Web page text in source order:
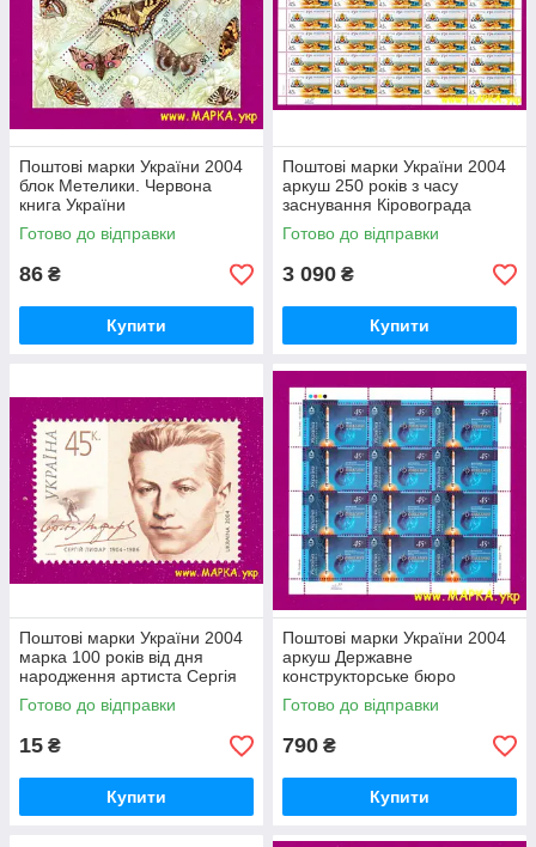
Поштові марки України 2004
блок Метелики. Червона
книга України
Готово до відправки
86 ₴
Купити
Поштові марки України 2004
аркуш 250 років з часу
заснування Кіровограда
(Єлизаветграда)
Готово до відправки
3 090 ₴
Купити
Поштові марки України 2004
марка 100 років від дня
народження артиста Сергія
Лифаря
Готово до відправки
15 ₴
Купити
Поштові марки України 2004
аркуш Державне
конструкторське бюро
Південне ім. М.К.Янгеля
Готово до відправки
790 ₴
Купити